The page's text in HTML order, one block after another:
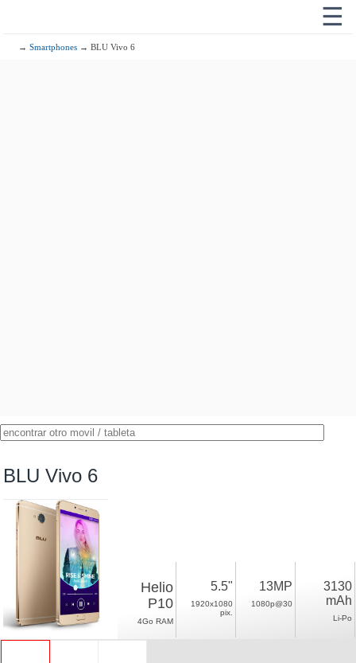
☰
→Smartphones → BLU Vivo 6
BLU Vivo 6
Helio
P10
4Go RAM
5.5"
1920x1080
pix.
13MP
1080p@30
3130
mAh
Li-Po